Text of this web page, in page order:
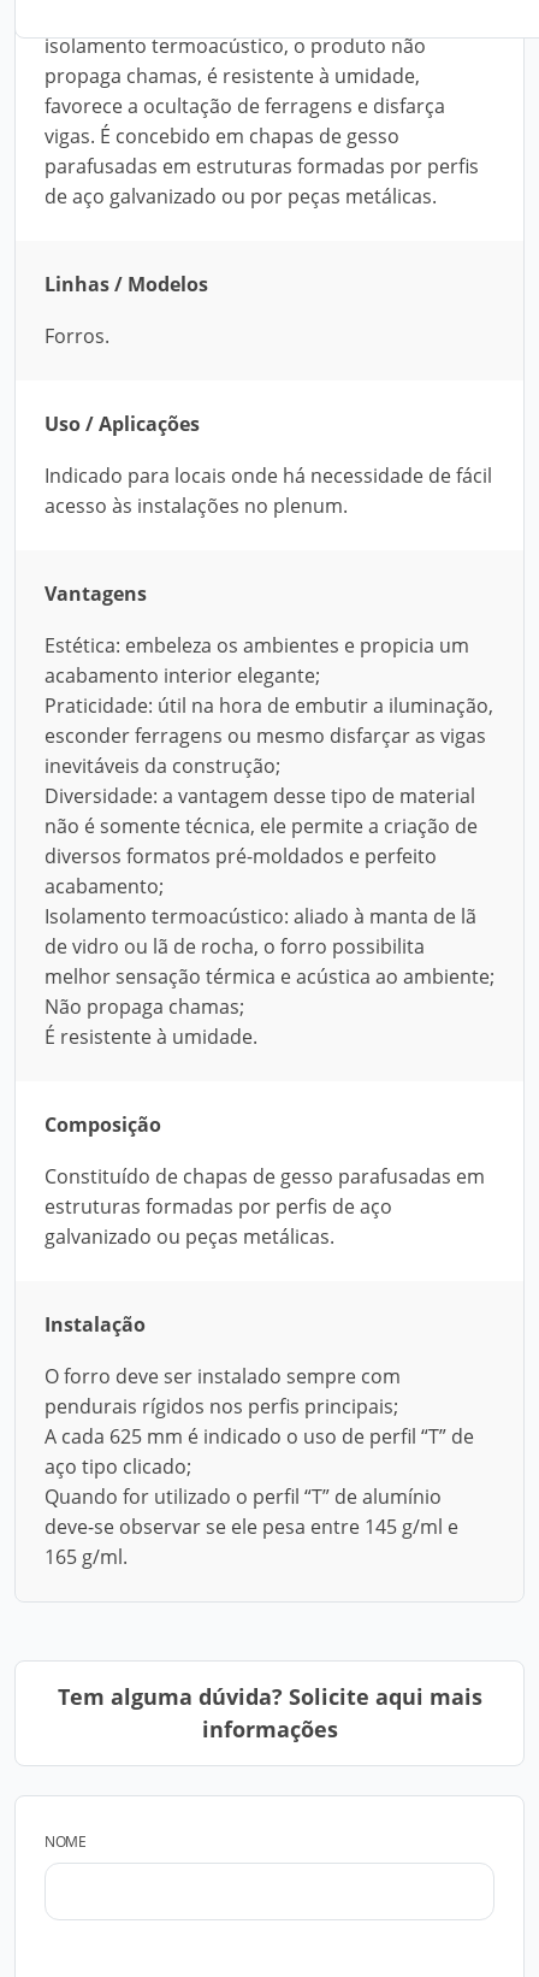
isolamento termoacústico, o produto não
propaga chamas, é resistente à umidade,
favorece a ocultação de ferragens e disfarça
vigas. É concebido em chapas de gesso
parafusadas em estruturas formadas por perfis
de aço galvanizado ou por peças metálicas.
Linhas / Modelos
Forros.
Uso / Aplicações
Indicado para locais onde há necessidade de fácil
acesso às instalações no plenum.
Vantagens
Estética: embeleza os ambientes e propicia um
acabamento interior elegante;
Praticidade: útil na hora de embutir a iluminação,
esconder ferragens ou mesmo disfarçar as vigas
inevitáveis da construção;
Diversidade: a vantagem desse tipo de material
não é somente técnica, ele permite a criação de
diversos formatos pré-moldados e perfeito
acabamento;
Isolamento termoacústico: aliado à manta de lã
de vidro ou lã de rocha, o forro possibilita
melhor sensação térmica e acústica ao ambiente;
Não propaga chamas;
É resistente à umidade.
Composição
Constituído de chapas de gesso parafusadas em
estruturas formadas por perfis de aço
galvanizado ou peças metálicas.
Instalação
O forro deve ser instalado sempre com
pendurais rígidos nos perfis principais;
A cada 625 mm é indicado o uso de perfil “T” de
aço tipo clicado;
Quando for utilizado o perfil “T” de alumínio
deve-se observar se ele pesa entre 145 g/ml e
165 g/ml.
Tem alguma dúvida? Solicite aqui mais
informações
NOME